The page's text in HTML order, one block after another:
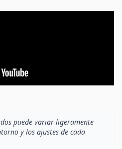
puede variar ligeramente
y los ajustes de cada